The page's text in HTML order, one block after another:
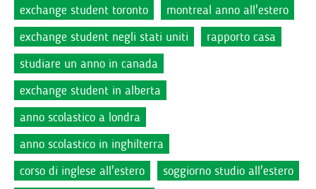
exchange student toronto
montreal anno all'estero
exchange student negli stati uniti
rapporto casa
studiare un anno in canada
exchange student in alberta
anno scolastico a londra
anno scolastico in inghilterra
corso di inglese all'estero
soggiorno studio all'estero